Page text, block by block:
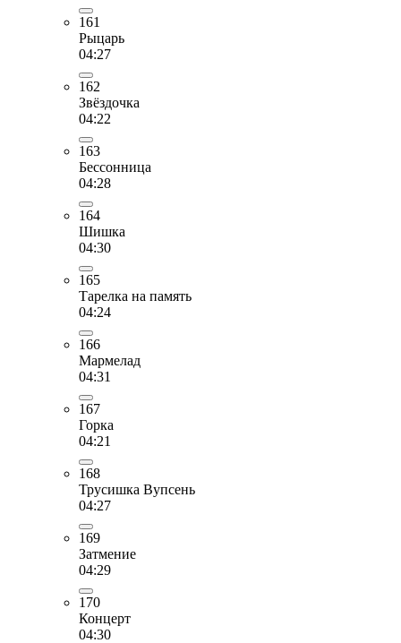
161
Рыцарь
04:27
162
Звёздочка
04:22
163
Бессонница
04:28
164
Шишка
04:30
165
Тарелка на память
04:24
166
Мармелад
04:31
167
Горка
04:21
168
Трусишка Вупсень
04:27
169
Затмение
04:29
170
Концерт
04:30